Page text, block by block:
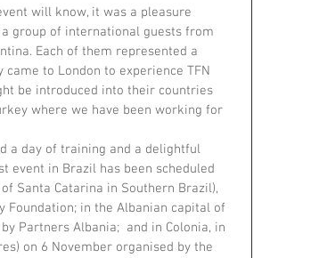
will know, it was a pleasure
group of international guests from
Each of them represented a
to London to experience TFN
be introduced into their countries
where we have been working for
a day of training and a delightful
event in Brazil has been scheduled
Santa Catarina in Southern Brazil),
Foundation; in the Albanian capital of
Partners Albania;  and in Colonia, in
on 6 November organised by the